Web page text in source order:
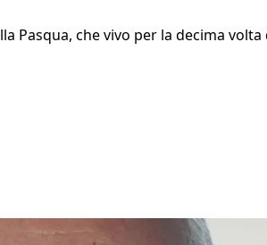
Pasqua, che vivo per la decima